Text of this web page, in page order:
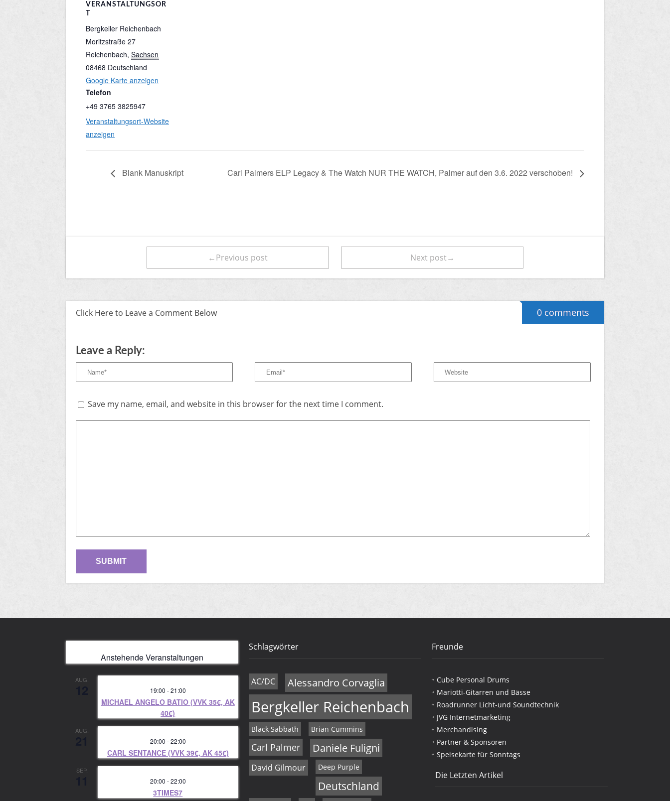
VERANSTALTUNGSOR
T
Bergkeller Reichenbach
Moritzstraße 27
Reichenbach, Sachsen
08468 Deutschland
Google Karte anzeigen
Telefon
+49 3765 3825947
Veranstaltungsort-Website
anzeigen
Blank Manuskript Carl Palmers ELP Legacy & The Watch NUR THE WATCH, Palmer auf den 3.6. 2022 verschoben!
←Previous post Next post→
Click Here to Leave a Comment Below 0 comments
Leave a Reply:
Save my name, email, and website in this browser for the next time I comment.
Anstehende Veranstaltungen
AUG.
19:00 -21:00
MICHAEL ANGELO BATIO (VVK 35€, AK
40€)
AUG.
20:00 -22:00
CARL SENTANCE (VVK 39€, AK 45€)
SEP.
20:00 -22:00
3TIMES7
Schlagwörter
AC/DC Alessandro Corvaglia
Bergkeller Reichenbach
Black Sabbath Brian Cummins
Carl Palmer Daniele Fuligni
David Gilmour Deep Purple
Deutschland
Freunde
Cube Personal Drums
Mariotti-Gitarren und Bässe
Roadrunner Licht-und Soundtechnik
JVG Internetmarketing
Merchandising
Partner & Sponsoren
Speisekarte für Sonntags
Die Letzten Artikel